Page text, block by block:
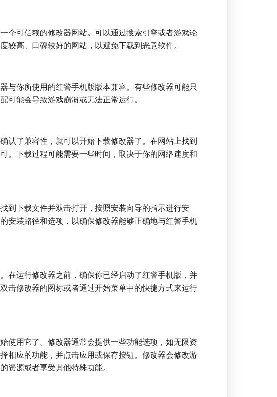
个可信赖的修改器网站。可以通过搜索引擎或者游戏论
较高、口碑较好的网站，以避免下载到恶意软件。
与你所使用的红警手机版版本兼容。有些修改器可能只
可能会导致游戏崩溃或无法正常运行。
认了兼容性，就可以开始下载修改器了。在网站上找到
。下载过程可能需要一些时间，取决于你的网络速度和
到下载文件并双击打开，按照安装向导的指示进行安
安装路径和选项，以确保修改器能够正确地与红警手机
在运行修改器之前，确保你已经启动了红警手机版，并
击修改器的图标或者通过开始菜单中的快捷方式来运行
使用它了。修改器通常会提供一些功能选项，如无限资
相应的功能，并点击应用或保存按钮。修改器会修改游
资源或者享受其他特殊功能。